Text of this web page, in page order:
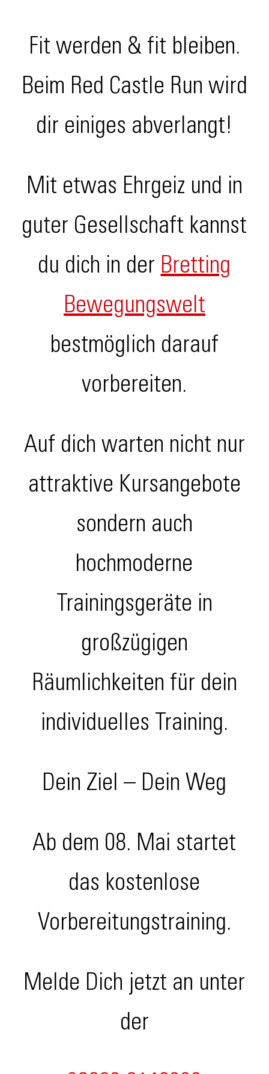
Fit werden & fit bleiben.
Beim Red Castle Run wird
dir einiges abverlangt!
Mit etwas Ehrgeiz und in
guter Gesellschaft kannst
du dich in der Bretting
Bewegungswelt
bestmöglich darauf
vorbereiten.
Auf dich warten nicht nur
attraktive Kursangebote
sondern auch
hochmoderne
Trainingsgeräte in
großzügigen
Räumlichkeiten für dein
individuelles Training.
Dein Ziel – Dein Weg
Ab dem 08. Mai startet
das kostenlose
Vorbereitungstraining.
Melde Dich jetzt an unter
der